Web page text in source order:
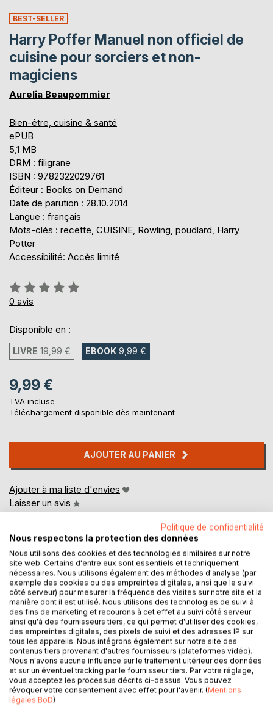
BEST-SELLER
Harry Poffer Manuel non officiel de
cuisine pour sorciers et non-
magiciens
Aurelia Beaupommier
Bien-être, cuisine & santé
ePUB
5,1 MB
DRM : filigrane
ISBN : 9782322029761
Éditeur : Books on Demand
Date de parution : 28.10.2014
Langue : français
Mots-clés : recette, CUISINE, Rowling, poudlard, Harry
Potter
Accessibilité: Accès limité
Évaluation:
0%
0 avis
Disponible en :
LIVRE 19,99 € EBOOK 9,99 €
9,99 €
TVA incluse
Téléchargement disponible dès maintenant
AJOUTER AU PANIER
Ajouter à ma liste d'envies
Laisser un avis
DESCRIPTION
Grâce à ce livre de cuisine non-officiel réalisez tous les
incontournables du monde des sorciers :
les plats favoris de Harry (tarte à la mélasse, jus de
citrouille...), les fameuses confiseries (fondants du
chaudron, dragées surprises, chocogrenouilles...), les
célèbres potions (polynectar, felix felicis...), les péchés-
mignons des professeurs (biscuits-rochers, mot de passe
Politique de confidentialité
Nous respectons la protection des données
Nous utilisons des cookies et des technologies similaires sur notre
site web. Certains d'entre eux sont essentiels et techniquement
nécessaires. Nous utilisons également des méthodes d'analyse (par
exemple des cookies ou des empreintes digitales, ainsi que le suivi
côté serveur) pour mesurer la fréquence des visites sur notre site et la
manière dont il est utilisé. Nous utilisons des technologies de suivi à
des fins de marketing et recourons à cet effet au suivi côté serveur
ainsi qu'à des fournisseurs tiers, ce qui permet d'utiliser des cookies,
des empreintes digitales, des pixels de suivi et des adresses IP sur
tous les appareils. Nous intégrons également sur notre site des
contenus tiers provenant d'autres fournisseurs (plateformes vidéo).
Nous n'avons aucune influence sur le traitement ultérieur des données
et sur un éventuel tracking par le fournisseur tiers. Par votre réglage,
vous acceptez les processus décrits ci-dessus. Vous pouvez
révoquer votre consentement avec effet pour l'avenir. (Mentions
légales BoD)